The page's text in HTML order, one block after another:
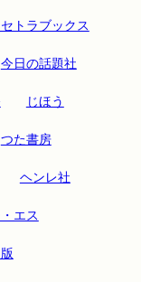
トラブックス
今日の話題社
じほう
つた書房
ヘンレ社
エス